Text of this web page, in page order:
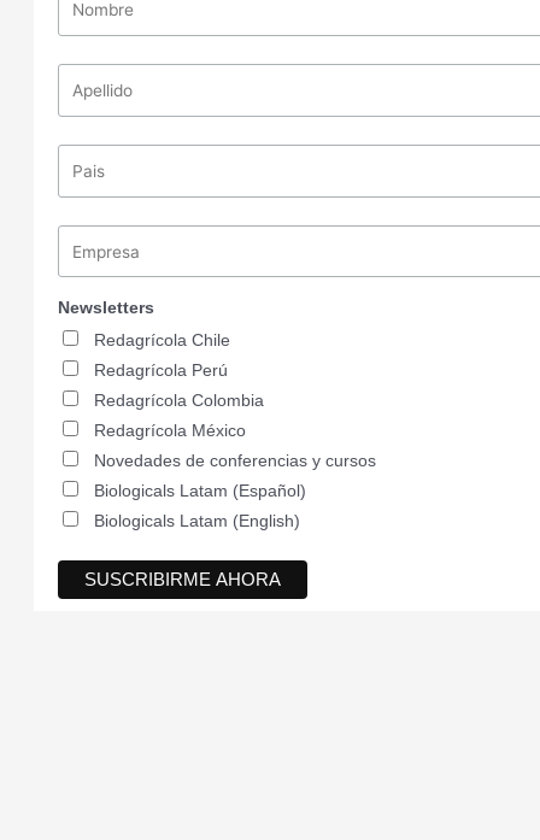
Newsletters
Redagrícola Chile
Redagrícola Perú
Redagrícola Colombia
Redagrícola México
Novedades de conferencias y cursos
Biologicals Latam (Español)
Biologicals Latam (English)